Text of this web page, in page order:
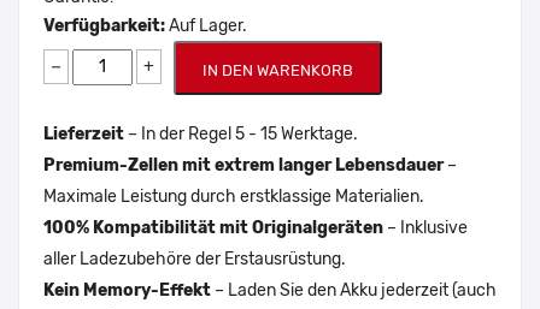
Verfügbarkeit:Auf Lager.
− + IN DEN WARENKORB
Lieferzeit – In der Regel 5 - 15 Werktage.
Premium-Zellen mit extrem langer Lebensdauer–
Maximale Leistung durch erstklassige Materialien.
100% Kompatibilität mit Originalgeräten – Inklusive
aller Ladezubehöre der Erstausrüstung.
Kein Memory-Effekt – Laden Sie den Akku jederzeit (auch